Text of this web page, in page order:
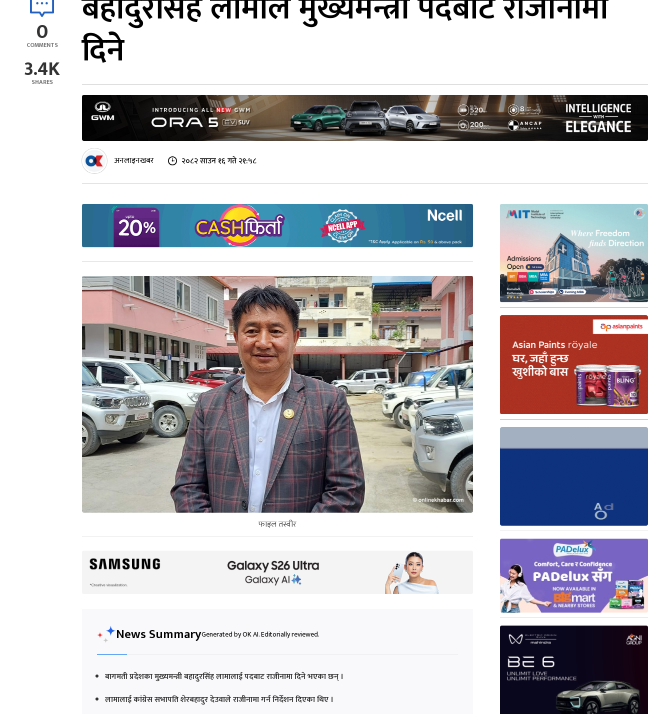
0
COMMENTS
3.4K
SHARES
दिने
अनलाइनखबर २०८२ साउन १६ गते २१:५८
फाइल तस्वीर
News SummaryGenerated by OK AI. Editorially reviewed.
बागमती प्रदेशका मुख्यमन्त्री बहादुरसिंह लामालाई पदबाट राजीनामा दिने भएका छन् ।
लामालाई कांग्रेस सभापति शेरबहादुर देउवाले राजीनामा गर्न निर्देशन दिएका थिए ।